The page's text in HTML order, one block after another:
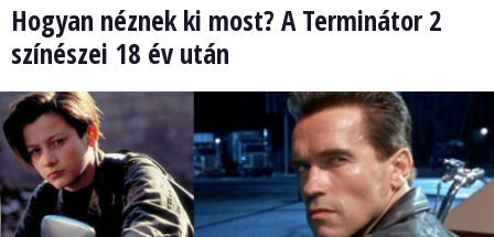
Hogyan néznek ki most? A Terminátor 2
színészei 18 év után